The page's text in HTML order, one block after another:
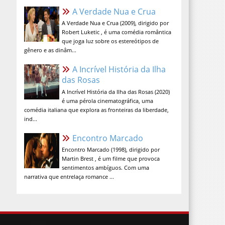
A Verdade Nua e Crua (2009), dirigido por
Robert Luketic , é uma comédia romântica
que joga luz sobre os estereótipos de
gênero e as dinâm...
Rosas
A Incrível História da Ilha das Rosas (2020)
é uma pérola cinematográfica, uma
comédia italiana que explora as fronteiras da liberdade,
ind...
Encontro Marcado (1998), dirigido por
Martin Brest , é um filme que provoca
sentimentos ambíguos. Com uma
narrativa que entrelaça romance ...